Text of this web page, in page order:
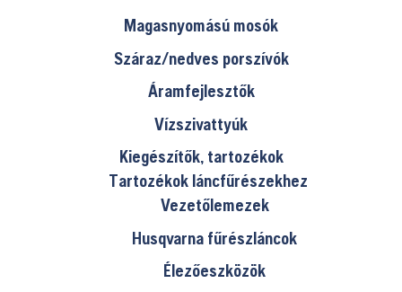
Magasnyomású mosók
Száraz/nedves porszívók
Áramfejlesztők
Vízszivattyúk
Kiegészítők, tartozékok
Tartozékok láncfűrészekhez
Vezetőlemezek
Husqvarna fűrészláncok
Élezőeszközök